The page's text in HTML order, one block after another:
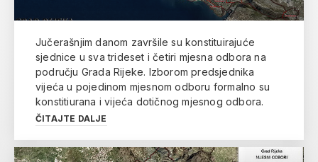
Jučerašnjim danom završile su konstituirajuće
sjednice u sva trideset i četiri mjesna odbora na
području Grada Rijeke. Izborom predsjednika
vijeća u pojedinom mjesnom odboru formalno su
konstitiurana i vijeća dotičnog mjesnog odbora.
ČITAJTE DALJE